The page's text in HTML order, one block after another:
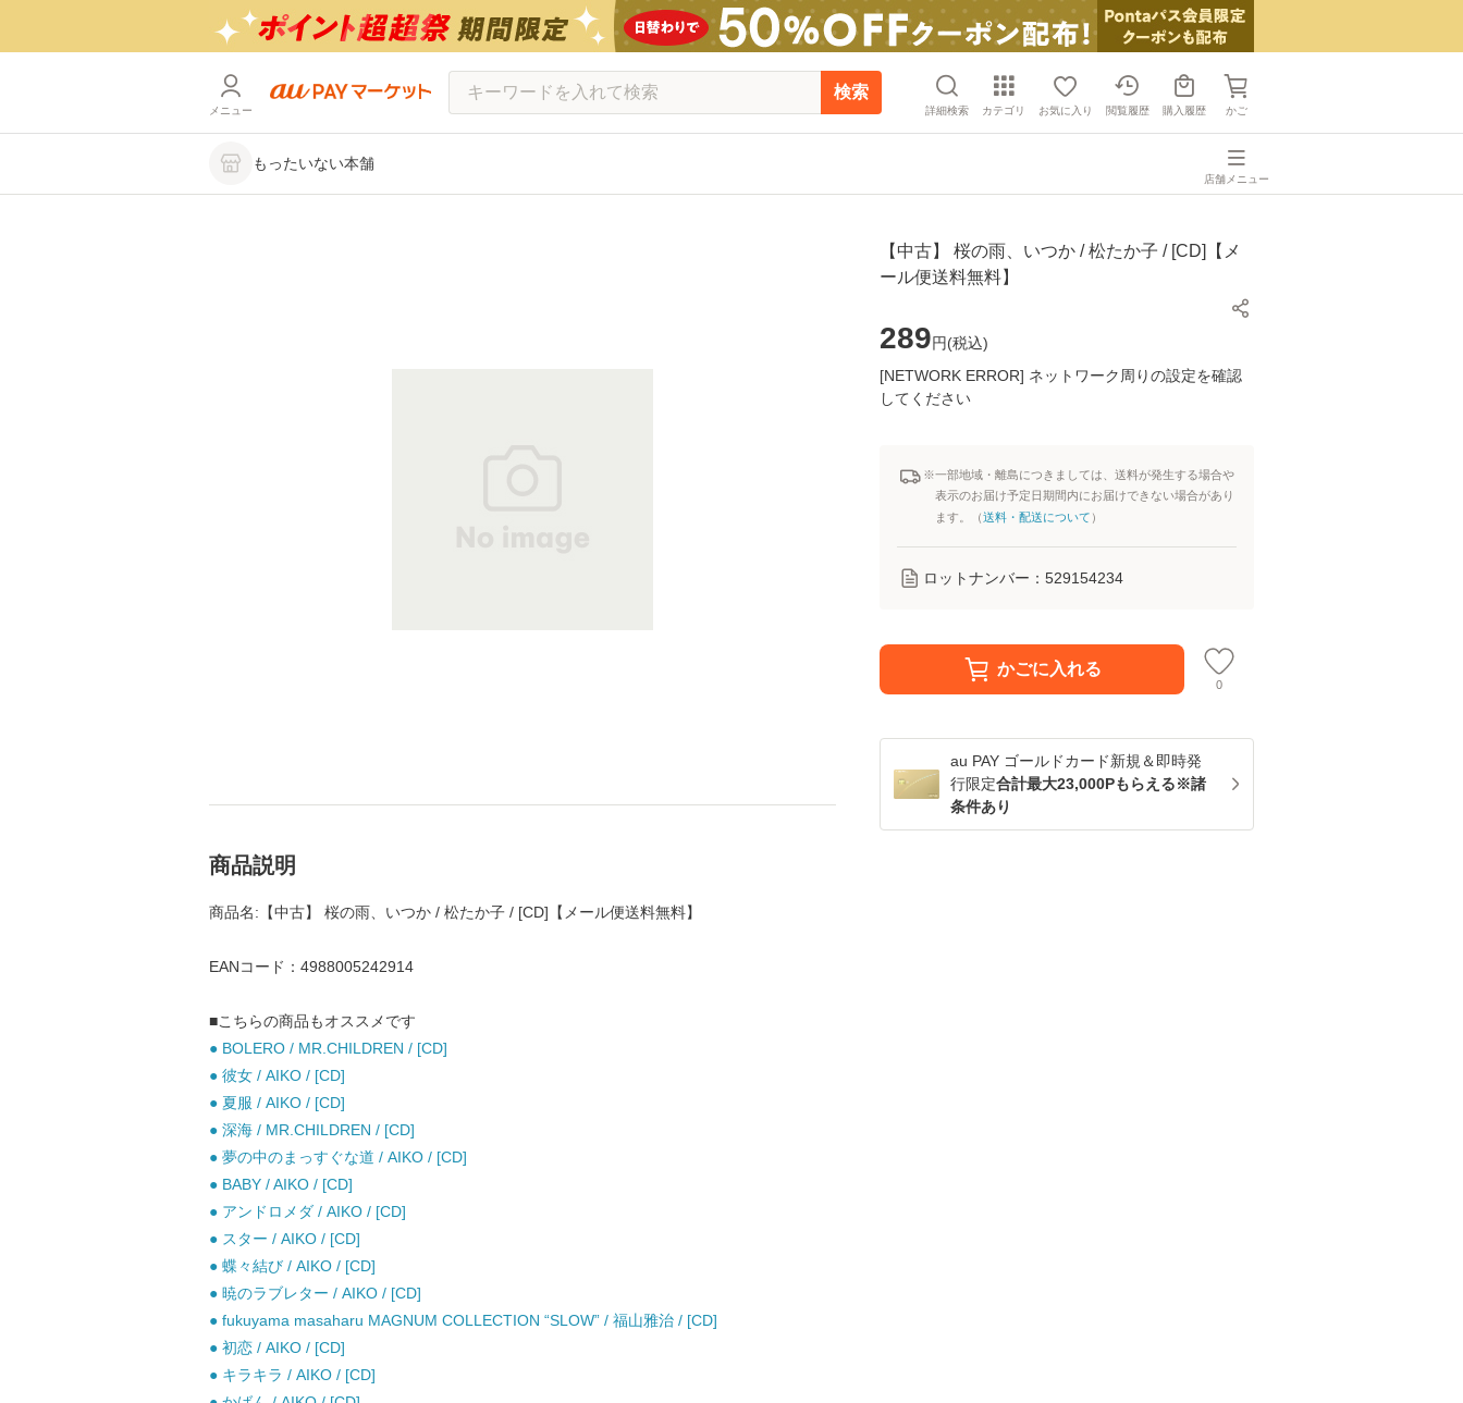
メニュー
検索
詳細検索 カテゴリ お気に入り 閲覧履歴 購入履歴 かご
もったいない本舗
店舗メニュー
【中古】 桜の雨、いつか / 松たか子 / [CD]【メ
ール便送料無料】
289円(税込)
[NETWORK ERROR] ネットワーク周りの設定を確認
してください
※一部地域・離島につきましては、送料が発生する場合や
表示のお届け予定日期間内にお届けできない場合があり
ます。（送料・配送について ）
ロットナンバー： 529154234
かごに入れる
0
au PAY ゴールドカード新規＆即時発
行限定合計最大23,000Pもらえる※諸
条件あり
商品説明
商品名:【中古】 桜の雨、いつか / 松たか子 / [CD]【メール便送料無料】
EANコード：4988005242914
■こちらの商品もオススメです
● BOLERO / MR.CHILDREN / [CD]
● 彼女 / AIKO / [CD]
● 夏服 / AIKO / [CD]
● 深海 / MR.CHILDREN / [CD]
● 夢の中のまっすぐな道 / AIKO / [CD]
● BABY / AIKO / [CD]
● アンドロメダ / AIKO / [CD]
● スター / AIKO / [CD]
● 蝶々結び / AIKO / [CD]
● 暁のラブレター / AIKO / [CD]
● fukuyama masaharu MAGNUM COLLECTION “SLOW” / 福山雅治 / [CD]
● 初恋 / AIKO / [CD]
● キラキラ / AIKO / [CD]